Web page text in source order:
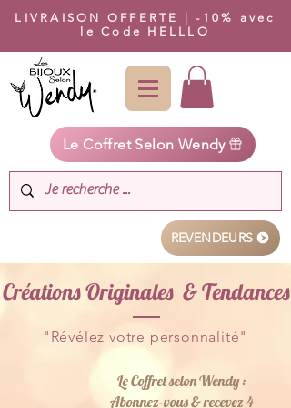
LIVRAISON OFFERTE | -10% avec
le Code HELLLO
Le Coffret Selon Wendy
REVENDEURS
Créations Originales & Tendances
"Révélez votre personnalité"
Le Coffret selon Wendy :
Abonnez-vous & recevez 4